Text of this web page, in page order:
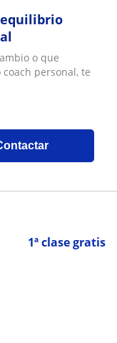
equilibrio
o que
personal, te
1ª clase gratis